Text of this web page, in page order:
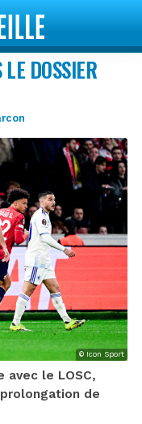
DOSSIER
© Icon Sport
avec le LOSC,
de